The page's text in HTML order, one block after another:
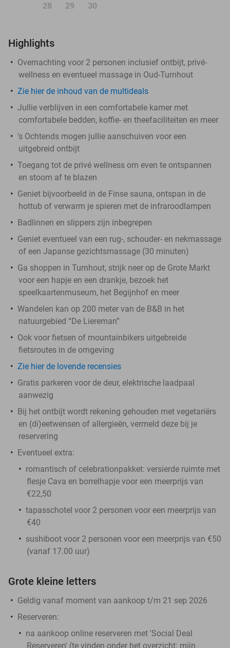
28 29 30
Highlights
Overnachting voor 2 personen inclusief ontbijt, privé-
wellness en eventueel massage in Oud-Turnhout
Zie hier de inhoud van de multideals
Jullie verblijven in een comfortabele kamer met
comfortabele bedden, koffie- en theefaciliteiten en meer
's Ochtends mogen jullie aanschuiven voor een
uitgebreid ontbijt
Toegang tot de privé wellness om even te ontspannen
en stoom af te blazen
Geniet bijvoorbeeld in de Finse sauna, ontspan in de
hottub of verwarm je spieren met de infraroodlampen
Badlinnen en slippers zijn inbegrepen
Geniet eventueel van een rug-, schouder- en nekmassage
of een Japanse gezichtsmassage (30 minuten)
Ga shoppen in Turnhout, strijk neer op de Grote Markt
voor een hapje en een drankje, bezoek het
speelkaartenmuseum, het Begijnhof en meer
Wandelen kan op 200 meter van de B&B in het
natuurgebied “De Liereman”
Ook voor fietsen of mountainbikers uitgebreide
fietsroutes in de omgeving
Zie hier de lovende recensies
Gratis parkeren voor de deur, elektrische laadpaal
aanwezig
Bij het ontbijt wordt rekening gehouden met vegetariërs
en (di)eetwensen of allergieën, vermeld deze bij je
reservering
Eventueel extra:
romantisch of celebrationpakket: versierde ruimte met
flesje Cava en borrelhapje voor een meerprijs van
€22,50
tapasschotel voor 2 personen voor een meerprijs van
€40
sushiboot voor 2 personen voor een meerprijs van €50
(vanaf 17.00 uur)
Grote kleine letters
Geldig vanaf moment van aankoop t/m 21 sep 2026
Reserveren:
na aankoop online reserveren met 'Social Deal
Reserveren' (te vinden onder het overzicht: mijn